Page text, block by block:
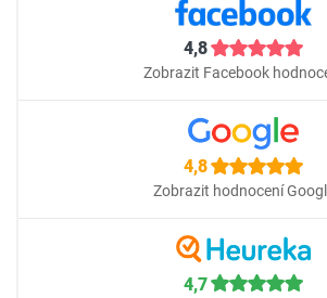
4,8
Zobrazit Facebook
4,8
Zobrazit hodnocení
4,7